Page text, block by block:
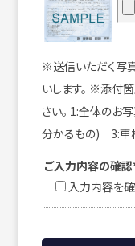
※送信いただく写
いします。 ※添付
さい。 1:全体のお
分かるもの) 3:車
ご入力内容の確
入力内容を